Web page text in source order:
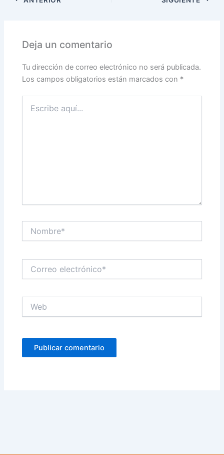
Deja un comentario
Tu dirección de correo electrónico no será publicada.
Los campos obligatorios están marcados con *
aquí...
electrónico*